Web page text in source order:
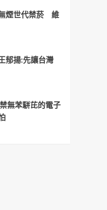
煙世代禁菸 維
郁揚:先讓台灣
無苯駢芘的電子